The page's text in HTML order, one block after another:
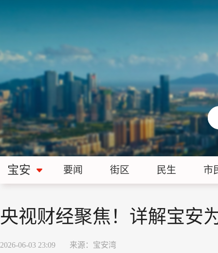
宝安 要闻 街区 民生 市
央视财经聚焦！详解宝安
2026-06-03 23:09 来源： 宝安湾